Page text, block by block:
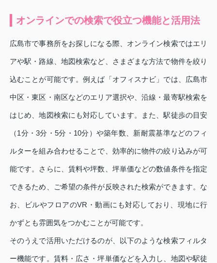
オンラインでの検索で役立つ機能と活用法
広島市で事務所をお探しになる際、オンライン検索ではエリ
アや駅・路線、地図検索など、さまざまな方法で物件を絞り
込むことが可能です。例えば「オフィスナビ」では、広島市
中区・東区・南区などのエリア選択や、沿線・最寄駅検索を
はじめ、地図検索にも対応しています。また、駅徒歩の目安
（1分・3分・5分・10分）や築年数、新耐震基準などのフィ
ルターを組み合わせることで、効率的に物件の絞り込みが可
能です。さらに、賃料や坪数、坪単価などの数値条件を指定
できるため、ご希望の条件が反映された検索ができます。な
お、ビルやフロアのVR・動画にも対応しており、現地に行
かずとも雰囲気をつかむことが可能です。
そのうえで活用いただけるのが、以下のような検索フィルタ
ー機能です。賃料・広さ・坪単価などを入力し、地図や駅徒